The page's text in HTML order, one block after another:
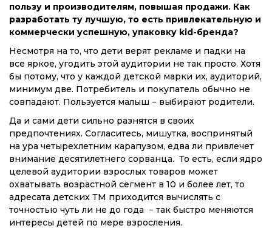
пользу и производителям, повышая продажи. Как
разработать ту лучшую, то есть привлекательную и
коммерчески успешную, упаковку kid-бренда?
Несмотря на то, что дети верят рекламе и падки на
все яркое, угодить этой аудитории не так просто. Хотя
бы потому, что у каждой детской марки их, аудиторий,
минимум две. Потребитель и покупатель обычно не
совпадают. Пользуется малыш − выбирают родители.
Да и сами дети сильно разнятся в своих
предпочтениях. Согласитесь, мишутка, воспринятый
на ура четырехлетним карапузом, едва ли привлечет
внимание десятилетнего сорванца. То есть, если ядро
целевой аудитории взрослых товаров может
охватывать возрастной сегмент в 10 и более лет, то
адресата детских ТМ приходится вычислять с
точностью чуть ли не до года − так быстро меняются
интересы детей по мере взросления.